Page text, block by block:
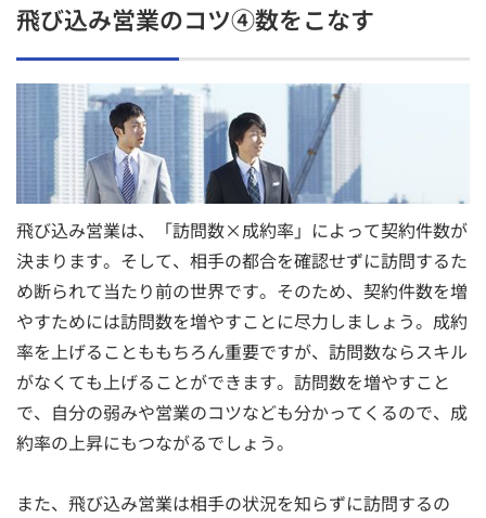
飛び込み営業のコツ④数をこなす
飛び込み営業は、「訪問数×成約率」によって契約件数が
決まります。そして、相手の都合を確認せずに訪問するた
め断られて当たり前の世界です。そのため、契約件数を増
やすためには訪問数を増やすことに尽力しましょう。成約
率を上げることももちろん重要ですが、訪問数ならスキル
がなくても上げることができます。訪問数を増やすこと
で、自分の弱みや営業のコツなども分かってくるので、成
約率の上昇にもつながるでしょう。
また、飛び込み営業は相手の状況を知らずに訪問するの